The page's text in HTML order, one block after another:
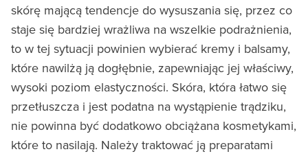
skórę mającą tendencje do wysuszania się, przez co
staje się bardziej wrażliwa na wszelkie podrażnienia,
to w tej sytuacji powinien wybierać kremy i balsamy,
które nawilżą ją dogłębnie, zapewniając jej właściwy,
wysoki poziom elastyczności. Skóra, która łatwo się
przetłuszcza i jest podatna na wystąpienie trądziku,
nie powinna być dodatkowo obciążana kosmetykami,
które to nasilają. Należy traktować ją preparatami